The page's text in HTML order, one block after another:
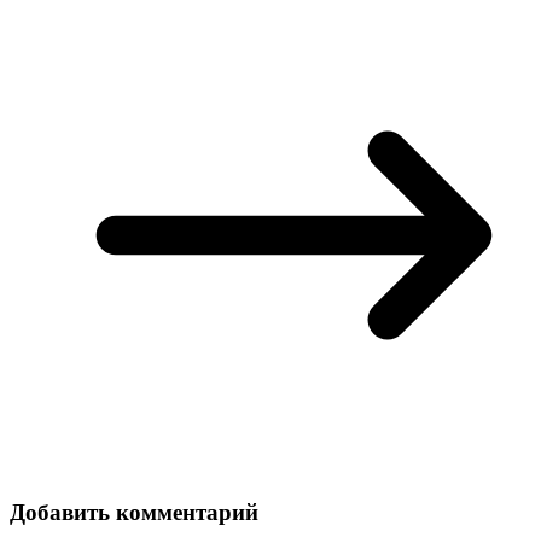
Добавить комментарий